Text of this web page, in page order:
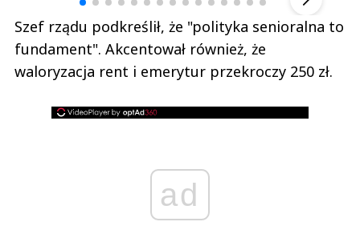
Szef rządu podkreślił, że "polityka senioralna to
fundament". Akcentował również, że
waloryzacja rent i emerytur przekroczy 250 zł.
ad